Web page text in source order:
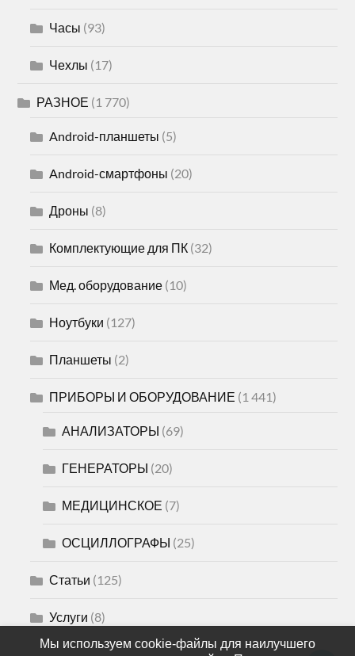
Часы (93)
Чехлы (17)
РАЗНОЕ (1 770)
Android-планшеты (5)
Android-смартфоны (20)
Дроны (8)
Комплектующие для ПК (32)
Мед. оборудование (10)
Ноутбуки (127)
Планшеты (2)
ПРИБОРЫ И ОБОРУДОВАНИЕ (1 441)
АНАЛИЗАТОРЫ (69)
ГЕНЕРАТОРЫ (20)
МЕДИЦИНСКОЕ (7)
ОСЦИЛЛОГРАФЫ (25)
Статьи (125)
Услуги (8)
Мы используем cookie-файлы для наилучшего